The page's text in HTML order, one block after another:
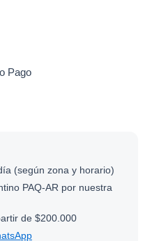
Pago
(según zona y horario)
PAQ-AR por nuestra
de $200.000